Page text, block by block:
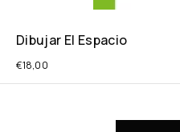
Dibujar El Espacio
€18,00